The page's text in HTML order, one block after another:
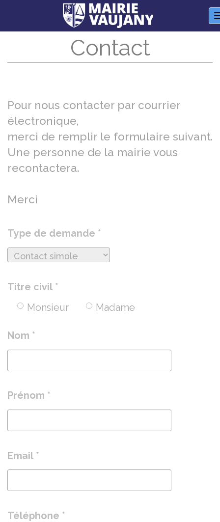
Contact
Pour nous contacter par courrier
électronique,
merci de remplir le formulaire suivant.
Une personne de la mairie vous
recontactera.
Merci
Type de demande *
Titre civil *
Monsieur
Madame
Nom *
Prénom *
Email *
Téléphone *
Panneau de gestion des cookies